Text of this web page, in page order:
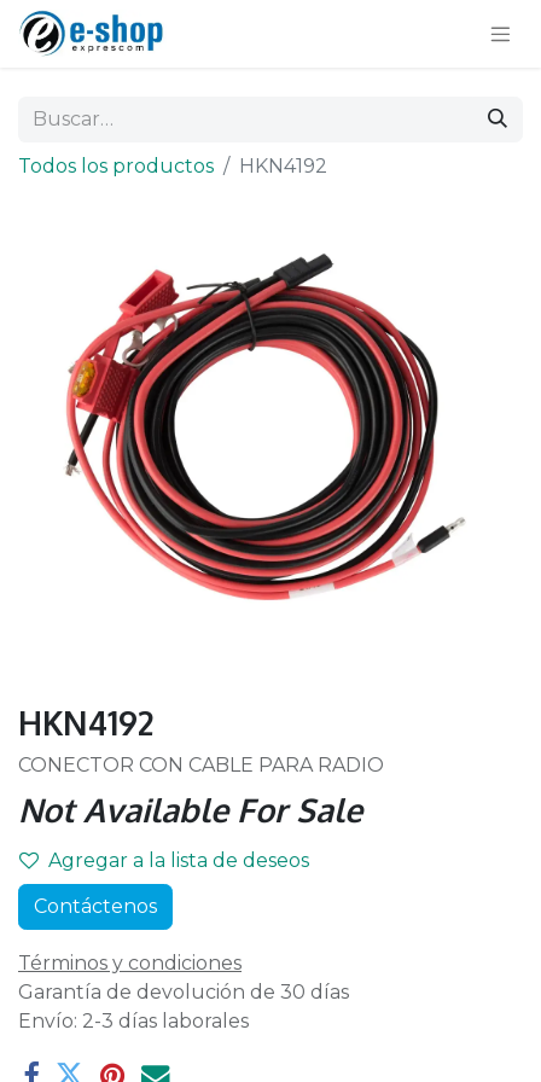
Todos los productos HKN4192
HKN4192
CONECTOR CON CABLE PARA RADIO
Not Available For Sale
Agregar a la lista de deseos
Contáctenos
Términos y condiciones
Garantía de devolución de 30 días
Envío: 2-3 días laborales